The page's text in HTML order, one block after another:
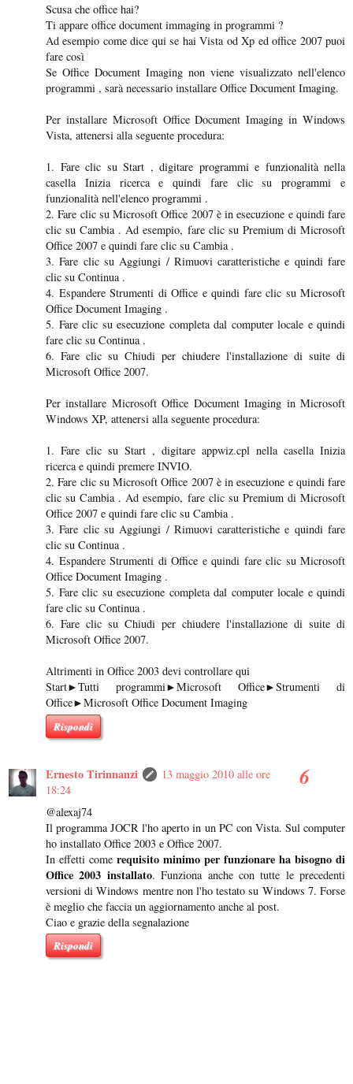
Scusa che office hai?
Ti appare office document immaging in programmi ?
Ad esempio come dice qui se hai Vista od Xp ed office 2007 puoi
fare così
Se Office Document Imaging non viene visualizzato nell'elenco
programmi , sarà necessario installare Office Document Imaging.
Per installare Microsoft Office Document Imaging in Windows
Vista, attenersi alla seguente procedura:
1. Fare clic su Start , digitare programmi e funzionalità nella
casella Inizia ricerca e quindi fare clic su programmi e
funzionalità nell'elenco programmi .
2. Fare clic su Microsoft Office 2007 è in esecuzione e quindi fare
clic su Cambia . Ad esempio, fare clic su Premium di Microsoft
Office 2007 e quindi fare clic su Cambia .
3. Fare clic su Aggiungi / Rimuovi caratteristiche e quindi fare
clic su Continua .
4. Espandere Strumenti di Office e quindi fare clic su Microsoft
Office Document Imaging .
5. Fare clic su esecuzione completa dal computer locale e quindi
fare clic su Continua .
6. Fare clic su Chiudi per chiudere l'installazione di suite di
Microsoft Office 2007.
Per installare Microsoft Office Document Imaging in Microsoft
Windows XP, attenersi alla seguente procedura:
1. Fare clic su Start , digitare appwiz.cpl nella casella Inizia
ricerca e quindi premere INVIO.
2. Fare clic su Microsoft Office 2007 è in esecuzione e quindi fare
clic su Cambia . Ad esempio, fare clic su Premium di Microsoft
Office 2007 e quindi fare clic su Cambia .
3. Fare clic su Aggiungi / Rimuovi caratteristiche e quindi fare
clic su Continua .
4. Espandere Strumenti di Office e quindi fare clic su Microsoft
Office Document Imaging .
5. Fare clic su esecuzione completa dal computer locale e quindi
fare clic su Continua .
6. Fare clic su Chiudi per chiudere l'installazione di suite di
Microsoft Office 2007.
Altrimenti in Office 2003 devi controllare qui
Start►Tutti programmi►Microsoft Office►Strumenti di
Office►Microsoft Office Document Imaging
Rispondi
Ernesto Tirinnanzi
13 maggio 2010 alle ore
18:24
@alexaj74
Il programma JOCR l'ho aperto in un PC con Vista. Sul computer
ho installato Office 2003 e Office 2007.
In effetti come requisito minimo per funzionare ha bisogno di
Office 2003 installato. Funziona anche con tutte le precedenti
versioni di Windows mentre non l'ho testato su Windows 7. Forse
è meglio che faccia un aggiornamento anche al post.
Ciao e grazie della segnalazione
Rispondi